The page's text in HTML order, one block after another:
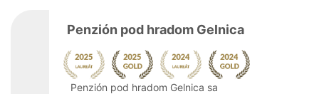
Penzión pod hradom Gelnica
Penzión pod hradom Gelnica sa